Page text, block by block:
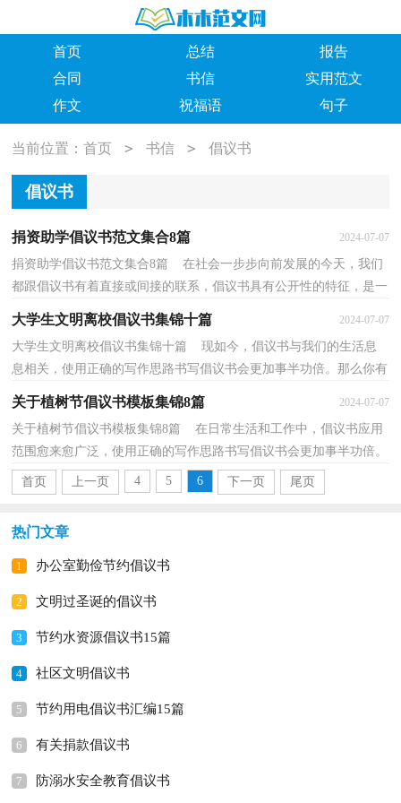
首页 总结
报告
合同
书信
实用范文
作文
祝福语 句子
当前位置：首页 > 书信 > 倡议书
倡议书
捐资助学倡议书范文集合8篇 2024-07-07
捐资助学倡议书范文集合8篇 在社会一步步向前发展的今天，我们
都跟倡议书有着直接或间接的联系，倡议书具有公开性的特征，是一
种广而告之的书信。但是你知道怎样才能写的好吗？...
大学生文明离校倡议书集锦十篇 2024-07-07
大学生文明离校倡议书集锦十篇 现如今，倡议书与我们的生活息
息相关，使用正确的写作思路书写倡议书会更加事半功倍。那么你有
关于植树节倡议书模板集锦8篇 2024-07-07
关于植树节倡议书模板集锦8篇 在日常生活和工作中，倡议书应用
范围愈来愈广泛，使用正确的写作思路书写倡议书会更加事半功倍。
倡议书的注意事项有许多，你确定会写吗？以下是小...
首页 上一页 4 5 6 下一页 尾页
热门文章
1 办公室勤俭节约倡议书
2 文明过圣诞的倡议书
3 节约水资源倡议书15篇
4 社区文明倡议书
5 节约用电倡议书汇编15篇
6 有关捐款倡议书
7 防溺水安全教育倡议书